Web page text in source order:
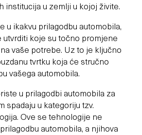
institucija u zemlji u kojoj živite.
u ikakvu prilagodbu automobila,
utvrditi koje su točno promjene
vaše potrebe. Uz to je ključno
tvrtku koja će stručno
vašega automobila.
u prilagodbi automobila za
spadaju u kategoriju tzv.
Ove se tehnologije ne
automobila, a njihova